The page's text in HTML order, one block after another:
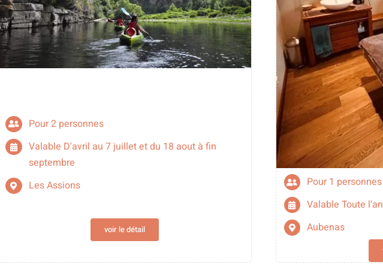
Pour 2 personnes
Valable D'avril au 7 juillet et du 18 aout à fin
septembre
Les Assions
voir le détail
Pour 1 personnes
Valable Toute
Aubenas